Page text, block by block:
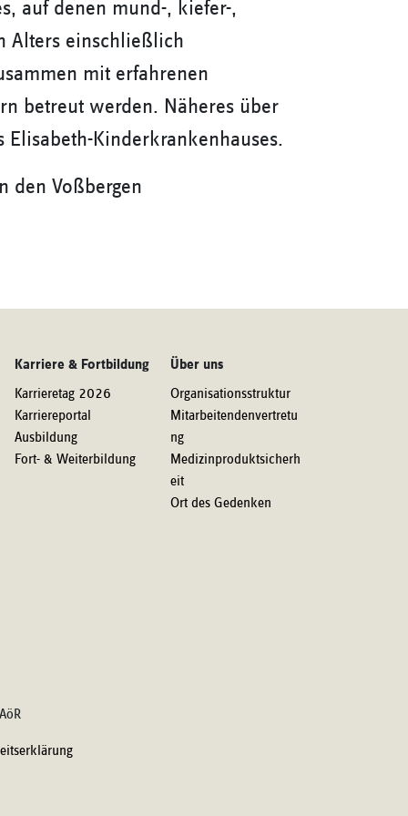
auf denen mund-, kiefer-,
Alters einschließlich
mit erfahrenen
betreut werden. Näheres über
Kinderkrankenhauses.
den Voßbergen
Karriere & Fortbildung
Karrieretag 2026
Karriereportal
Ausbildung
Fort- & Weiterbildung
Über uns
Organisationsstruktur
Mitarbeitendenvertretu
ng
Medizinproduktsicherh
eit
Ort des Gedenken